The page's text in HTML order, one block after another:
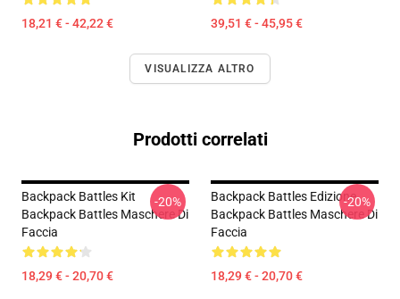
18,21 € - 42,22 € 39,51 € - 45,95 €
VISUALIZZA ALTRO
Prodotti correlati
Backpack Battles Kit
Backpack Battles Maschere Di
Faccia
18,29 € - 20,70 €
-20%
Backpack Battles Edizione
Backpack Battles Maschere Di
Faccia
18,29 € - 20,70 €
-20%